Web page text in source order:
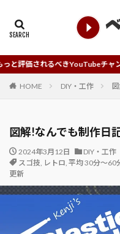
YouTubeチャンネルを発掘し
HOME DIY・工作
図解!なんでも制作日
2024年3月12日
DIY・工作
スゴ技, レトロ, 平均 30分～60
更新